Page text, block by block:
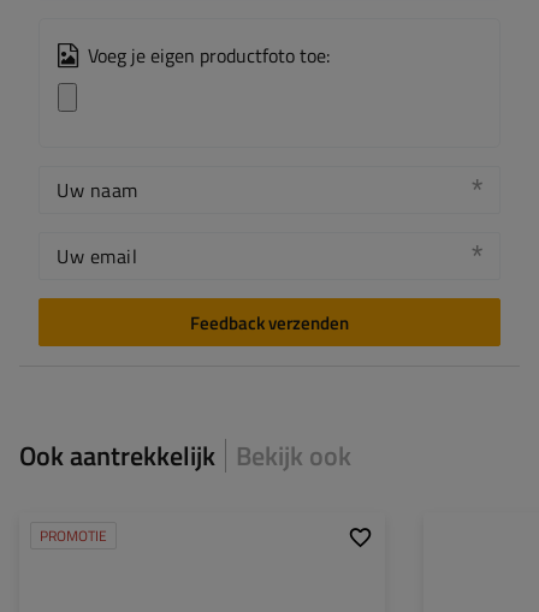
Voeg je eigen productfoto toe:
Uw naam
Uw email
Feedback verzenden
Ook aantrekkelijk Bekijk ook
PROMOTIE